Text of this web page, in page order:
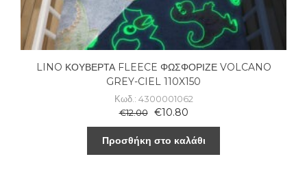
LINO ΚΟΥΒΕΡΤΑ FLEECE ΦΩΣΦΟΡΙΖΕ VOLCANO
GREY-CIEL 110X150
Κωδ.: 4300001062
€12.00 €10.80
Προσθήκη στο καλάθι